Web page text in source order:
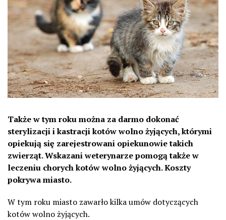
Także w tym roku można za darmo dokonać
sterylizacji i kastracji kotów wolno żyjących, którymi
opiekują się zarejestrowani opiekunowie takich
zwierząt. Wskazani weterynarze pomogą także w
leczeniu chorych kotów wolno żyjących. Koszty
pokrywa miasto.
W tym roku miasto zawarło kilka umów dotyczących
kotów wolno żyjących.